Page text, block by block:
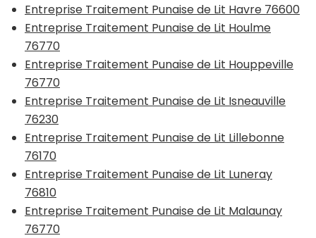
Entreprise Traitement Punaise de Lit Havre 76600
Entreprise Traitement Punaise de Lit Houlme
76770
Entreprise Traitement Punaise de Lit Houppeville
76770
Entreprise Traitement Punaise de Lit Isneauville
76230
Entreprise Traitement Punaise de Lit Lillebonne
76170
Entreprise Traitement Punaise de Lit Luneray
76810
Entreprise Traitement Punaise de Lit Malaunay
76770